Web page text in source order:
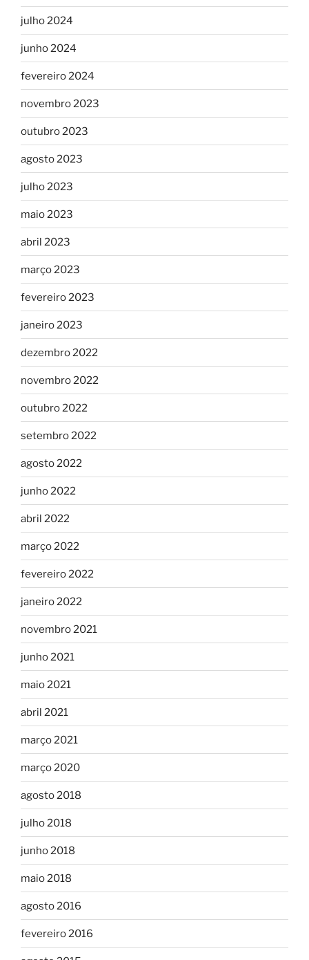
julho 2024
junho 2024
fevereiro 2024
novembro 2023
outubro 2023
agosto 2023
julho 2023
maio 2023
abril 2023
março 2023
fevereiro 2023
janeiro 2023
dezembro 2022
novembro 2022
outubro 2022
setembro 2022
agosto 2022
junho 2022
abril 2022
março 2022
fevereiro 2022
janeiro 2022
novembro 2021
junho 2021
maio 2021
abril 2021
março 2021
março 2020
agosto 2018
julho 2018
junho 2018
maio 2018
agosto 2016
fevereiro 2016